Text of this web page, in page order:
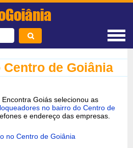
de Goiânia
Goiás selecionou as
no bairro do Centro de
e endereço das empresas.
no Centro de Goiânia